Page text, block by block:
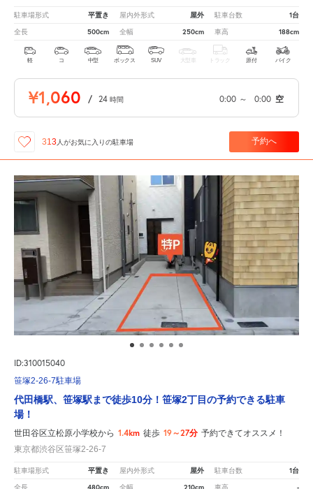
駐車場形式 平置き 屋内外形式 屋外 駐車台数 1台
全長 500cm 全幅 250cm 車高 188cm
軽 コ 中型 ボックス SUV 大型車 トラック 原付 バイク
¥1,060 / 24 時間 0:00 ～ 0:00 空
313 人がお気に入りの駐車場 予約へ
ID:310015040
笹塚2-26-7駐車場
代田橋駅、笹塚駅まで徒歩10分！笹塚2丁目の予約できる駐車
場！
世田谷区立松原小学校から 1.4km 徒歩 19～27分 予約できてオススメ！
東京都渋谷区笹塚2-26-7
駐車場形式 平置き 屋内外形式 屋外 駐車台数 1台